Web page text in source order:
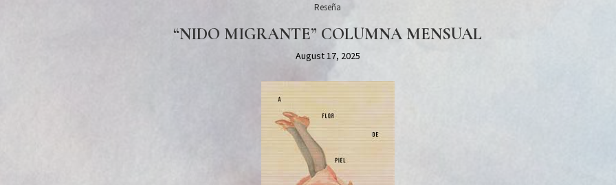
Reseña
“NIDO MIGRANTE” COLUMNA MENSUAL
August 17, 2025